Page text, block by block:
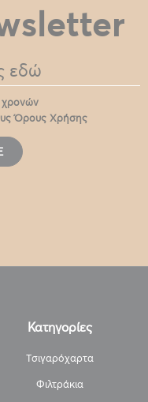
χρονών
Όρους Χρήσης
Κατηγορίες
Τσιγαρόχαρτα
Φιλτράκια